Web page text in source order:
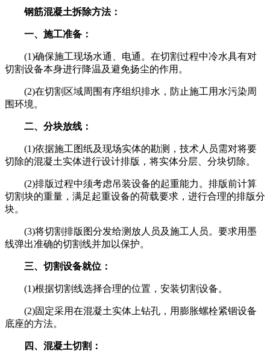
钢筋混凝土拆除方法：
一、施工准备：
(1)确保施工现场水通、电通。在切割过程中冷水具有对
切割设备本身进行降温及避免扬尘的作用。
(2)在切割区域周围有序组织排水，防止施工用水污染周
围环境。
二、分块放线：
(1)依据施工图纸及现场实体的勘测，技术人员需对将要
切除的混凝土实体进行设计排版，将实体分层、分块切除。
(2)排版过程中须考虑吊装设备的起重能力。排版前计算
切割块的重量，满足起重设备的荷载要求，进行合理的排版分
块。
(3)将切割排版图分发给测放人员及施工人员。要求用墨
线弹出准确的切割线并加以保护。
三、切割设备就位：
(1)根据切割线选择合理的位置，安装切割设备。
(2)固定采用在混凝土实体上钻孔，用膨胀螺栓紧锢设备
底座的方法。
四、混凝土切割：